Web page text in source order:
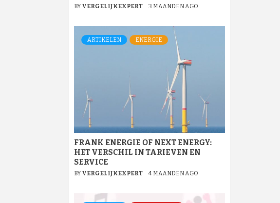
BY VERGELIJKEXPERT 3 MAANDEN AGO
ARTIKELEN ENERGIE
FRANK ENERGIE OF NEXT ENERGY:
HET VERSCHIL IN TARIEVEN EN
SERVICE
BY VERGELIJKEXPERT 4 MAANDEN AGO